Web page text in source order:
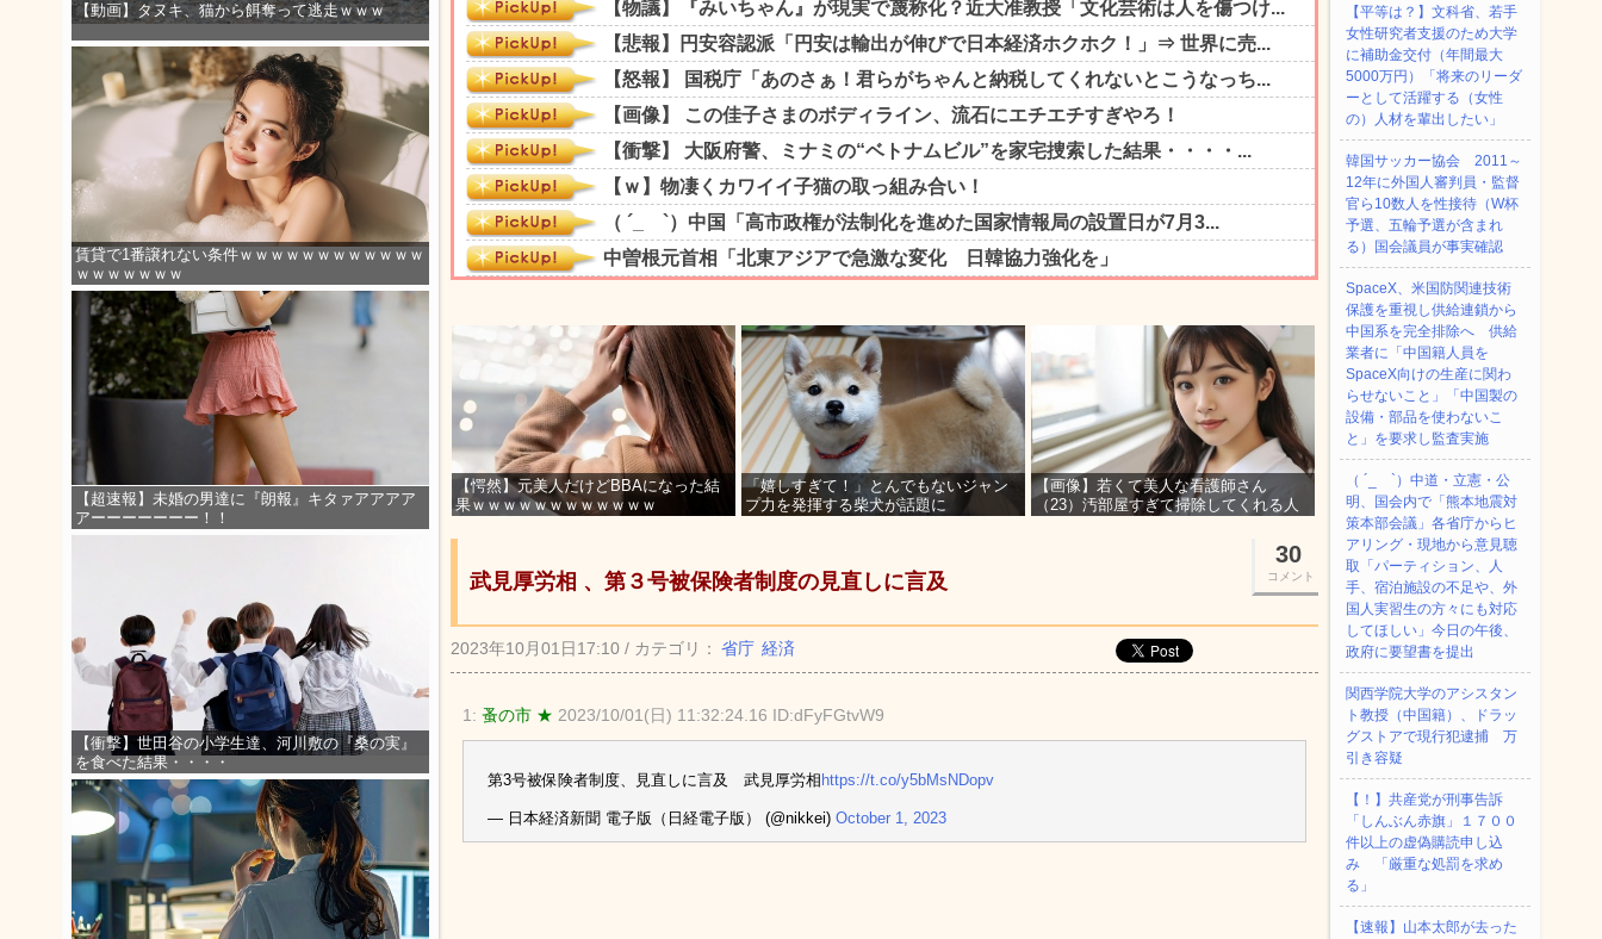
【動画】タヌキ、猫から餌奪って逃走ｗｗｗ
賃貸で1番譲れない条件ｗｗｗｗｗｗｗｗｗｗｗｗ
ｗｗｗｗｗｗｗ
【超速報】未婚の男達に『朗報』キタァアアアア
アーーーーーーー！！
【衝撃】世田谷の小学生達、河川敷の『桑の実』
を食べた結果・・・・
【愕然】元美人だけどBBAになった結
果ｗｗｗｗｗｗｗｗｗｗｗｗ
「嬉しすぎて！」とんでもないジャン
プ力を発揮する柴犬が話題に
【画像】若くて美人な看護師さん
（23）汚部屋すぎて掃除してくれる人
30
コメント
武見厚労相 、第３号被保険者制度の見直しに言及
2023年10月01日17:10 / カテゴリ： 省庁 経済
1: 蚤の市 ★ 2023/10/01(日) 11:32:24.16 ID:dFyFGtvW9
第3号被保険者制度、見直しに言及 武見厚労相https://t.co/y5bMsNDopv
— 日本経済新聞 電子版（日経電子版） (@nikkei) October 1, 2023
【平等は？】文科省、若手
女性研究者支援のため大学
に補助金交付（年間最大
5000万円）「将来のリーダ
ーとして活躍する（女性
の）人材を輩出したい」
韓国サッカー協会 2011～
12年に外国人審判員・監督
官ら10数人を性接待（W杯
予選、五輪予選が含まれ
る）国会議員が事実確認
SpaceX、米国防関連技術
保護を重視し供給連鎖から
中国系を完全排除へ 供給
業者に「中国籍人員を
SpaceX向けの生産に関わ
らせないこと」「中国製の
設備・部品を使わないこ
と」を要求し監査実施
（ ´_ゝ`）中道・立憲・公
明、国会内で「熊本地震対
策本部会議」各省庁からヒ
アリング・現地から意見聴
取「パーティション、人
手、宿泊施設の不足や、外
国人実習生の方々にも対応
してほしい」今日の午後、
政府に要望書を提出
関西学院大学のアシスタン
ト教授（中国籍）、ドラッ
グストアで現行犯逮捕 万
引き容疑
【！】共産党が刑事告訴
「しんぶん赤旗」１７００
件以上の虚偽購読申し込
み 「厳重な処罰を求め
る」
【速報】山本太郎が去った